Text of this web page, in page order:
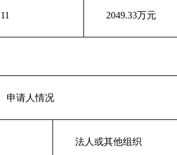
11 2049.33万元
申请人情况
法人或其他组织